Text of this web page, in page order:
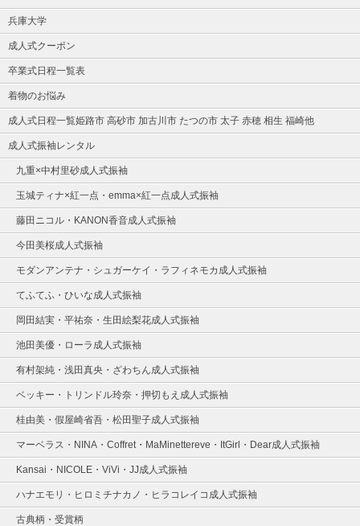
兵庫大学
成人式クーポン
卒業式日程一覧表
着物のお悩み
成人式日程一覧姫路市 高砂市 加古川市 たつの市 太子 赤穂 相生 福崎他
成人式振袖レンタル
九重×中村里砂成人式振袖
玉城ティナ×紅一点・emma×紅一点成人式振袖
藤田ニコル・KANON香音成人式振袖
今田美桜成人式振袖
モダンアンテナ・シュガーケイ・ラフィネモカ成人式振袖
てふてふ・ひいな成人式振袖
岡田結実・平祐奈・生田絵梨花成人式振袖
池田美優・ローラ成人式振袖
有村架純・浅田真央・ざわちん成人式振袖
ベッキー・トリンドル玲奈・押切もえ成人式振袖
桂由美・假屋崎省吾・松田聖子成人式振袖
マーベラス・NINA・Coffret・MaMinettereve・ItGirl・Dear成人式振袖
Kansai・NICOLE・ViVi・JJ成人式振袖
ハナエモリ・ヒロミチナカノ・ヒラコレイコ成人式振袖
古典柄・受賞柄